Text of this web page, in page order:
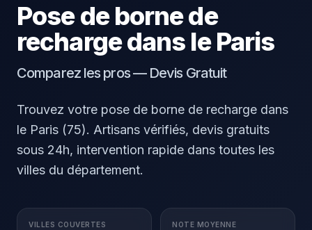
Pose de borne de
recharge dans le Paris
Comparez les pros — Devis Gratuit
Trouvez votre pose de borne de recharge dans
le Paris (75). Artisans vérifiés, devis gratuits
sous 24h, intervention rapide dans toutes les
villes du département.
VILLES COUVERTES NOTE MOYENNE